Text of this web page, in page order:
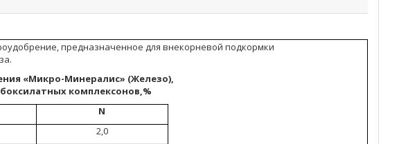
предназначенное для внекорневой подкормки
«Микро-Минералис» (Железо),
комплексонов,%
N
2,0